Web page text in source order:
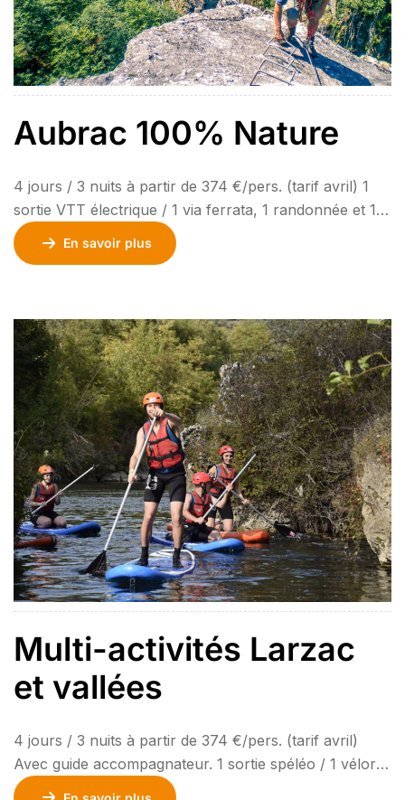
Aubrac 100% Nature
4 jours / 3 nuits à partir de 374 €/pers. (tarif avril) 1
sortie VTT électrique / 1 via ferrata, 1 randonnée et 1
déjeuner en buron inclus. Transport en option.
Découvrez l’Aubrac à pied, à vélo ou à cheval sur les
[…]
En savoir plus
Multi-activités Larzac
et vallées
4 jours / 3 nuits à partir de 374 €/pers. (tarif avril)
Avec guide accompagnateur. 1 sortie spéléo / 1 vélorail
/ 1 balade à cheval / 1 rando et 1 déjeuner en auberge